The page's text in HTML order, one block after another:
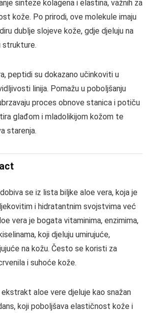
sinteze kolagena i elastina, važnih za
kože. Po prirodi, ove molekule imaju
dublje slojeve kože, gdje djeluju na
strukture.
peptidi su dokazano učinkoviti u
linija. Pomažu u poboljšanju
proces obnove stanica i potiču
glađom i mladolikijom kožom te
starenja.
se iz lista biljke aloe vera, koja je
i hidratantnim svojstvima već
vera je bogata vitaminima, enzimima,
koji djeluju umirujuće,
na kožu. Često se koristi za
i suhoće kože.
aloe vere djeluje kao snažan
koji poboljšava elastičnost kože i